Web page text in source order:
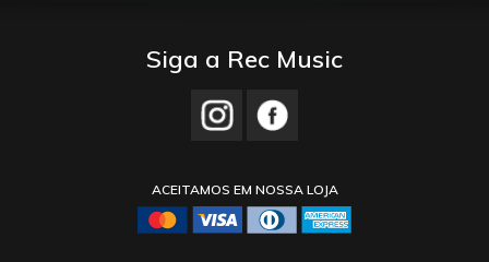
Siga a Rec Music
ACEITAMOS EM NOSSA LOJA